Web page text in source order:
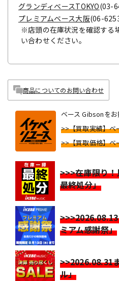
グランディベースTOKYO(03-
プレミアムベース大阪(06-
※店頭の在庫状況を確認する
い合わせください。
商品についてのお問い合わせ
ベース Gibsonを
>>【買取実績】ベ
>>【買取価格】ベ
>>>在庫限り
最終処分」
ミアム感謝祭」
>>2026.08.31
ル」